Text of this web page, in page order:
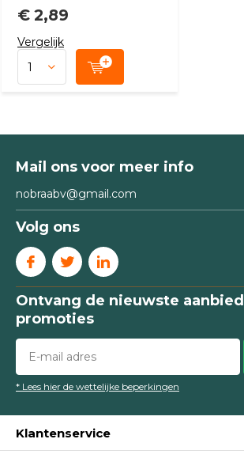
€ 2,89
Vergelijk
Mail ons voor meer info
nobraabv@gmail.com
Volg ons
Ontvang de nieuwste
promoties
* Lees hier de wettelijke beperkingen
Klantenservice